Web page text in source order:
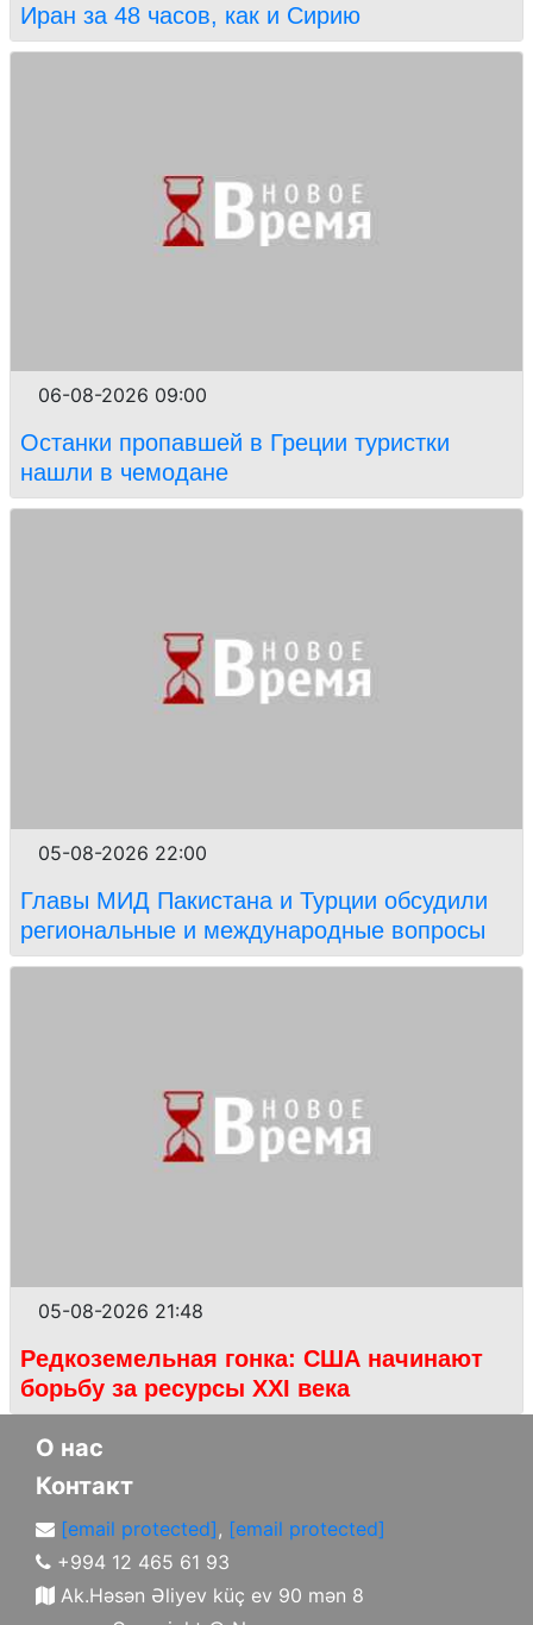
Иран за 48 часов, как и Сирию
06-08-2026 09:00
Останки пропавшей в Греции туристки
нашли в чемодане
05-08-2026 22:00
Главы МИД Пакистана и Турции обсудили
региональные и международные вопросы
05-08-2026 21:48
Редкоземельная гонка: США начинают
борьбу за ресурсы XXI века
О нас
Контакт
[email protected], [email protected]
+994 12 465 61 93
Ak.Həsən Əliyev küç ev 90 mən 8